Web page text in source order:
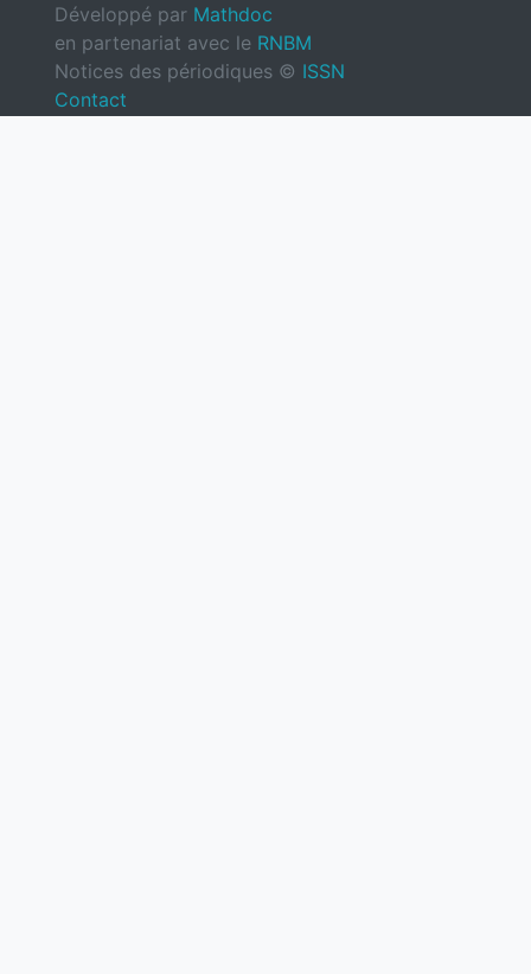
Développé par Mathdoc
en partenariat avec le RNBM
Notices des périodiques © ISSN
Contact